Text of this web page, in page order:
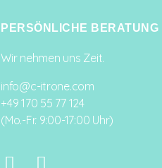
PERSÖNLICHE BERATUNG
Wir nehmen uns Zeit.
info@c-itrone.com
+49 170 55 77 124
(Mo.-Fr. 9:00-17:00 Uhr)